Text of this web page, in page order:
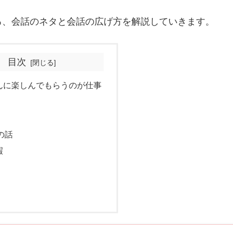
会話のネタと会話の広げ方を解説していきます。
目次
に楽しんでもらうのが仕事
話